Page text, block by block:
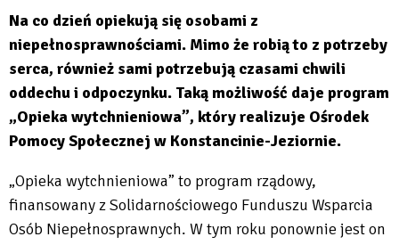
Na co dzień opiekują się osobami z
niepełnosprawnościami. Mimo że robią to z potrzeby
serca, również sami potrzebują czasami chwili
oddechu i odpoczynku. Taką możliwość daje program
„Opieka wytchnieniowa”, który realizuje Ośrodek
Pomocy Społecznej w Konstancinie-Jeziornie.
„Opieka wytchnieniowa” to program rządowy,
finansowany z Solidarnościowego Funduszu Wsparcia
Osób Niepełnosprawnych. W tym roku ponownie jest on